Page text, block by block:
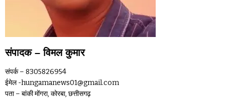
संपादक – विमल कुमार
संपर्क – 8305826954
ईमेल -hungamanews01@gmail.com
पता – बांकी मोंगरा, कोरबा, छत्तीसगढ़